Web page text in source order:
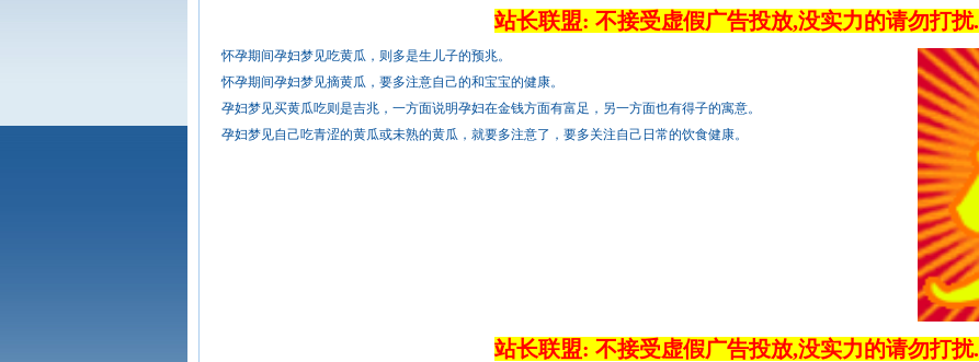
站长联盟: 不接受虚假广告投放,没实力的请勿打扰.
怀孕期间孕妇梦见吃黄瓜，则多是生儿子的预兆。
怀孕期间孕妇梦见摘黄瓜，要多注意自己的和宝宝的健康。
孕妇梦见买黄瓜吃则是吉兆，一方面说明孕妇在金钱方面有富足，另一方面也有得子的寓意。
孕妇梦见自己吃青涩的黄瓜或未熟的黄瓜，就要多注意了，要多关注自己日常的饮食健康。
站长联盟: 不接受虚假广告投放,没实力的请勿打扰.